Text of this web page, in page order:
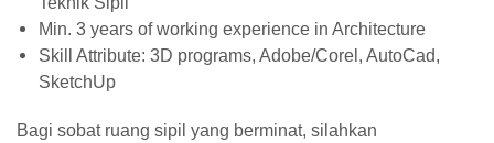
Min. 3 years of working experience in Architecture
Skill Attribute: 3D programs, Adobe/Corel, AutoCad,
SketchUp
Bagi sobat ruang sipil yang berminat, silahkan